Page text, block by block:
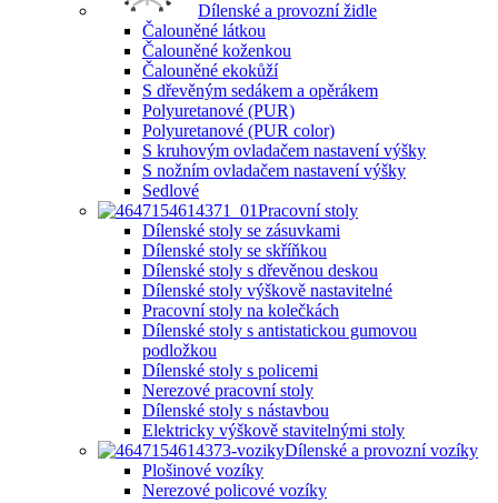
Dílenské a provozní židle
Čalouněné látkou
Čalouněné koženkou
Čalouněné ekokůží
S dřevěným sedákem a opěrákem
Polyuretanové (PUR)
Polyuretanové (PUR color)
S kruhovým ovladačem nastavení výšky
S nožním ovladačem nastavení výšky
Sedlové
Pracovní stoly
Dílenské stoly se zásuvkami
Dílenské stoly se skříňkou
Dílenské stoly s dřevěnou deskou
Dílenské stoly výškově nastavitelné
Pracovní stoly na kolečkách
Dílenské stoly s antistatickou gumovou
podložkou
Dílenské stoly s policemi
Nerezové pracovní stoly
Dílenské stoly s nástavbou
Elektricky výškově stavitelnými stoly
Dílenské a provozní vozíky
Plošinové vozíky
Nerezové policové vozíky